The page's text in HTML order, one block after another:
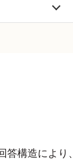
構造により、